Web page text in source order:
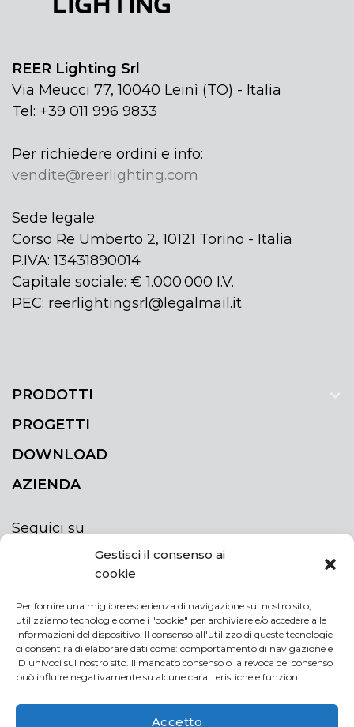
Gestisci il consenso ai
cookie
Per fornire una migliore esperienza di navigazione sul nostro sito,
utilizziamo tecnologie come i "cookie" per archiviare e/o accedere alle
informazioni del dispositivo. Il consenso all'utilizzo di queste tecnologie
ci consentirà di elaborare dati come: comportamento di navigazione e
ID univoci sul nostro sito. Il mancato consenso o la revoca del consenso
può influire negativamente su alcune caratteristiche e funzioni.
Accetto
REER Lighting Srl
Via Meucci 77, 10040 Leinì (TO) - Italia
Tel: +39 011 996 9833
Per richiedere ordini e info:
vendite@reerlighting.com
Sede legale:
Corso Re Umberto 2, 10121 Torino - Italia
P.IVA: 13431890014
Capitale sociale: € 1.000.000 I.V.
PEC: reerlightingsrl@legalmail.it
PRODOTTI
PROGETTI
DOWNLOAD
AZIENDA
Seguici su
ISCRIVITI ALLA NEWSLETTER
Rimani sempre aggiornato iscrivendoti alla
newsletter
NEWSLETTER
If